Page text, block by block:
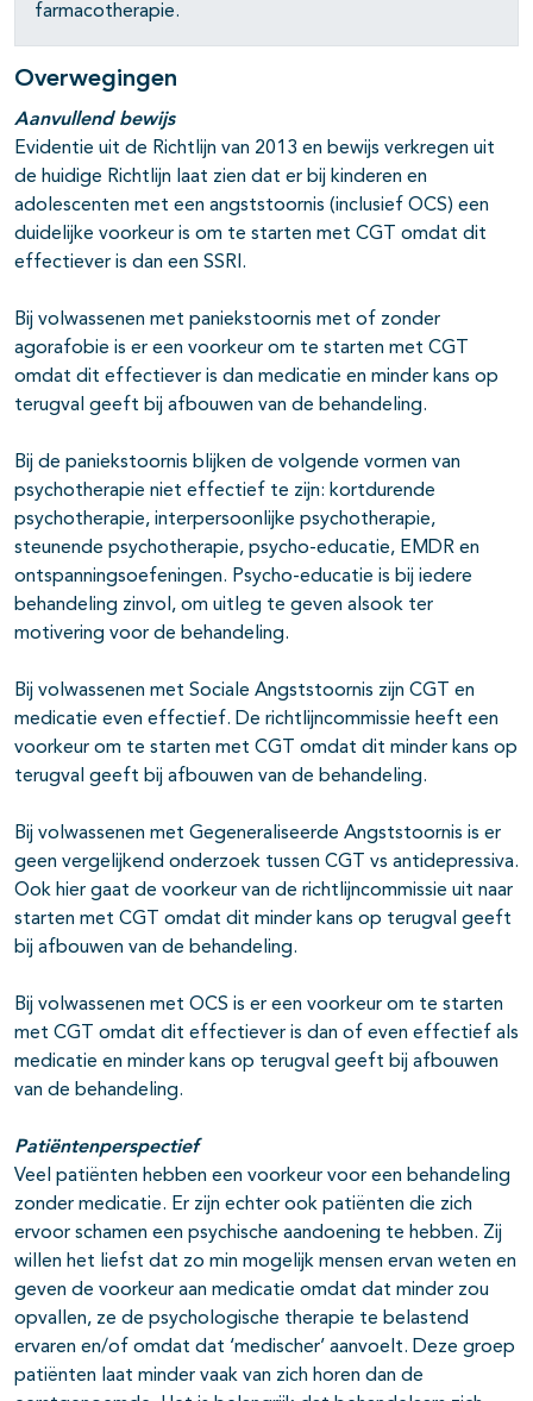
farmacotherapie.
Overwegingen
Aanvullend bewijs
Evidentie uit de Richtlijn van 2013 en bewijs verkregen uit
de huidige Richtlijn laat zien dat er bij kinderen en
adolescenten met een angststoornis (inclusief OCS) een
duidelijke voorkeur is om te starten met CGT omdat dit
effectiever is dan een SSRI.
Bij volwassenen met paniekstoornis met of zonder
agorafobie is er een voorkeur om te starten met CGT
omdat dit effectiever is dan medicatie en minder kans op
terugval geeft bij afbouwen van de behandeling.
Bij de paniekstoornis blijken de volgende vormen van
psychotherapie niet effectief te zijn: kortdurende
psychotherapie, interpersoonlijke psychotherapie,
steunende psychotherapie, psycho-educatie, EMDR en
ontspanningsoefeningen. Psycho-educatie is bij iedere
behandeling zinvol, om uitleg te geven alsook ter
motivering voor de behandeling.
Bij volwassenen met Sociale Angststoornis zijn CGT en
medicatie even effectief. De richtlijncommissie heeft een
voorkeur om te starten met CGT omdat dit minder kans op
terugval geeft bij afbouwen van de behandeling.
Bij volwassenen met Gegeneraliseerde Angststoornis is er
geen vergelijkend onderzoek tussen CGT vs antidepressiva.
Ook hier gaat de voorkeur van de richtlijncommissie uit naar
starten met CGT omdat dit minder kans op terugval geeft
bij afbouwen van de behandeling.
Bij volwassenen met OCS is er een voorkeur om te starten
met CGT omdat dit effectiever is dan of even effectief als
medicatie en minder kans op terugval geeft bij afbouwen
van de behandeling.
Patiëntenperspectief
Veel patiënten hebben een voorkeur voor een behandeling
zonder medicatie. Er zijn echter ook patiënten die zich
ervoor schamen een psychische aandoening te hebben. Zij
willen het liefst dat zo min mogelijk mensen ervan weten en
geven de voorkeur aan medicatie omdat dat minder zou
opvallen, ze de psychologische therapie te belastend
ervaren en/of omdat dat ‘medischer’ aanvoelt. Deze groep
patiënten laat minder vaak van zich horen dan de